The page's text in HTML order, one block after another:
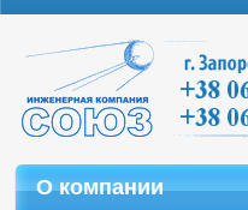
О компании